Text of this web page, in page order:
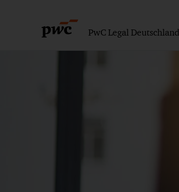
PwC Legal Deutschland